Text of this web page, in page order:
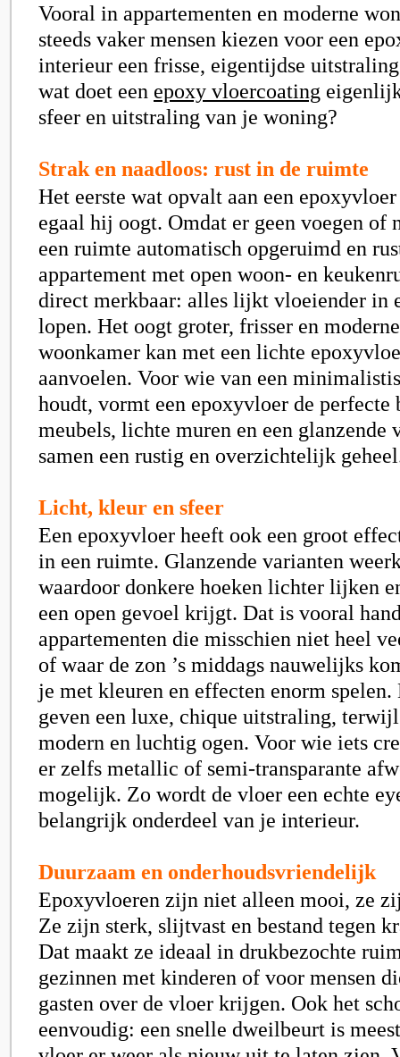
Vooral in appartementen en moderne
steeds vaker mensen kiezen voor een
interieur een frisse, eigentijdse
wat doet een epoxy vloercoating
sfeer en uitstraling van je woning?
Strak en naadloos: rust in de ruimte
Het eerste wat opvalt aan een
egaal hij oogt. Omdat er geen voegen of
een ruimte automatisch opgeruimd en
appartement met open woon- en
direct merkbaar: alles lijkt vloeiender in
lopen. Het oogt groter, frisser en
woonkamer kan met een lichte
aanvoelen. Voor wie van een
houdt, vormt een epoxyvloer de perfecte
meubels, lichte muren en een glanzende
samen een rustig en overzichtelijk
Licht, kleur en sfeer
Een epoxyvloer heeft ook een groot
in een ruimte. Glanzende varianten
waardoor donkere hoeken lichter lijken
een open gevoel krijgt. Dat is vooral
appartementen die misschien niet heel
of waar de zon ’s middags nauwelijks
je met kleuren en effecten enorm
geven een luxe, chique uitstraling,
modern en luchtig ogen. Voor wie iets
er zelfs metallic of semi-transparante
mogelijk. Zo wordt de vloer een echte
belangrijk onderdeel van je interieur.
Duurzaam en onderhoudsvriendelijk
Epoxyvloeren zijn niet alleen mooi, ze
Ze zijn sterk, slijtvast en bestand tegen
Dat maakt ze ideaal in drukbezochte
gezinnen met kinderen of voor mensen
gasten over de vloer krijgen. Ook het
eenvoudig: een snelle dweilbeurt is